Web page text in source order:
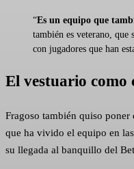
“Es un equipo que
también es veterano, que
con jugadores que han
El vestuario como
Fragoso también quiso
que ha vivido el equipo en
su llegada al banquillo del